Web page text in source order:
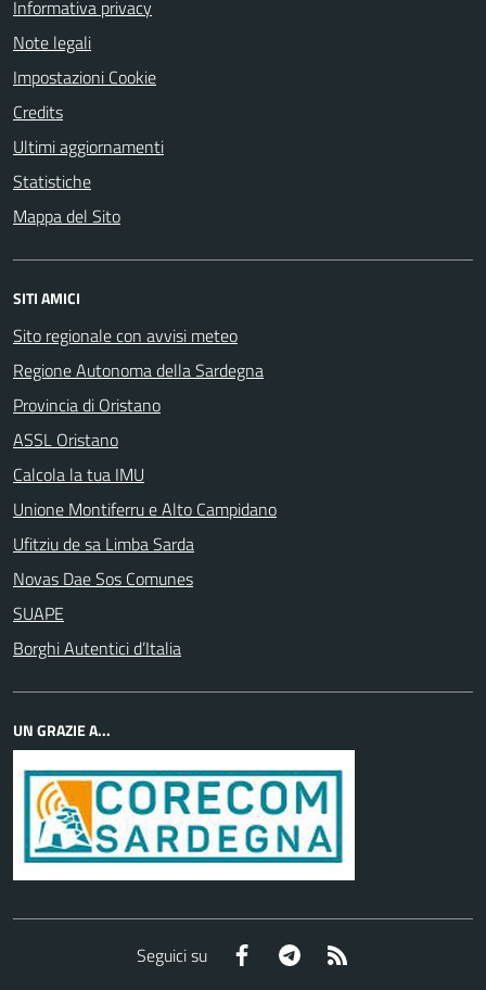
Informativa privacy
Note legali
Impostazioni Cookie
Credits
Ultimi aggiornamenti
Statistiche
Mappa del Sito
SITI AMICI
Sito regionale con avvisi meteo
Regione Autonoma della Sardegna
Provincia di Oristano
ASSL Oristano
Calcola la tua IMU
Unione Montiferru e Alto Campidano
Ufitziu de sa Limba Sarda
Novas Dae Sos Comunes
SUAPE
Borghi Autentici d’Italia
UN GRAZIE A...
Seguici su Facebook Telegram